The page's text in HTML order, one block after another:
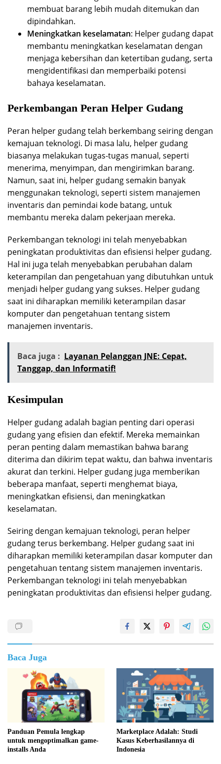
membuat barang lebih mudah ditemukan dan
dipindahkan.
Meningkatkan keselamatan: Helper gudang dapat
membantu meningkatkan keselamatan dengan
menjaga kebersihan dan ketertiban gudang, serta
mengidentifikasi dan memperbaiki potensi
bahaya keselamatan.
Perkembangan Peran Helper Gudang
Peran helper gudang telah berkembang seiring dengan
kemajuan teknologi. Di masa lalu, helper gudang
biasanya melakukan tugas-tugas manual, seperti
menerima, menyimpan, dan mengirimkan barang.
Namun, saat ini, helper gudang semakin banyak
menggunakan teknologi, seperti sistem manajemen
inventaris dan pemindai kode batang, untuk
membantu mereka dalam pekerjaan mereka.
Perkembangan teknologi ini telah menyebabkan
peningkatan produktivitas dan efisiensi helper gudang.
Hal ini juga telah menyebabkan perubahan dalam
keterampilan dan pengetahuan yang dibutuhkan untuk
menjadi helper gudang yang sukses. Helper gudang
saat ini diharapkan memiliki keterampilan dasar
komputer dan pengetahuan tentang sistem
manajemen inventaris.
Baca juga : Layanan Pelanggan JNE: Cepat,
Tanggap, dan Informatif!
Kesimpulan
Helper gudang adalah bagian penting dari operasi
gudang yang efisien dan efektif. Mereka memainkan
peran penting dalam memastikan bahwa barang
diterima dan dikirim tepat waktu, dan bahwa inventaris
akurat dan terkini. Helper gudang juga memberikan
beberapa manfaat, seperti menghemat biaya,
meningkatkan efisiensi, dan meningkatkan
keselamatan.
Seiring dengan kemajuan teknologi, peran helper
gudang terus berkembang. Helper gudang saat ini
diharapkan memiliki keterampilan dasar komputer dan
pengetahuan tentang sistem manajemen inventaris.
Perkembangan teknologi ini telah menyebabkan
peningkatan produktivitas dan efisiensi helper gudang.
Baca Juga
Panduan Pemula lengkap
untuk mengoptimalkan game-
installs Anda
Marketplace Adalah: Studi
Kasus Keberhasilannya di
Indonesia